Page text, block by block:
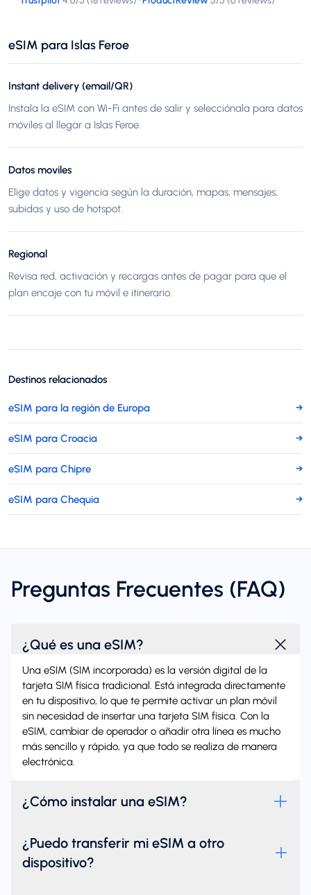
eSIM para Islas Feroe
Instant delivery (email/QR)
Instala la eSIM con Wi-Fi antes de salir y selecciónala para datos
móviles al llegar a Islas Feroe.
Datos moviles
Elige datos y vigencia según la duración, mapas, mensajes,
subidas y uso de hotspot.
Regional
Revisa red, activación y recargas antes de pagar para que el
plan encaje con tu móvil e itinerario.
Destinos relacionados
eSIM para la región de Europa →
eSIM para Croacia →
eSIM para Chipre →
eSIM para Chequia →
Preguntas Frecuentes (FAQ)
¿Qué es una eSIM?
Una eSIM (SIM incorporada) es la versión digital de la
tarjeta SIM física tradicional. Está integrada directamente
en tu dispositivo, lo que te permite activar un plan móvil
sin necesidad de insertar una tarjeta SIM física. Con la
eSIM, cambiar de operador o añadir otra línea es mucho
más sencillo y rápido, ya que todo se realiza de manera
electrónica.
¿Cómo instalar una eSIM?
¿Puedo transferir mi eSIM a otro
dispositivo?